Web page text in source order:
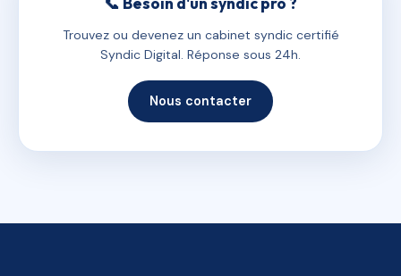
Trouvez ou devenez un cabinet syndic certifié
Syndic Digital. Réponse sous 24h.
Nous contacter